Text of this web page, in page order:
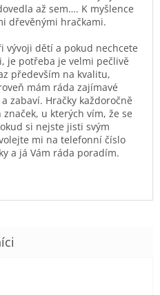
až sem…. K myšlence
dřevěnými hračkami.
dětí a pokud nechcete
je potřeba je velmi pečlivě
především na kvalitu,
mám ráda zajímavé
zabaví. Hračky každoročně
u kterých vím, že se
si nejste jisti svým
mi na telefonní číslo
a já Vám ráda poradím.
je 5 z 5 hvězdiček.